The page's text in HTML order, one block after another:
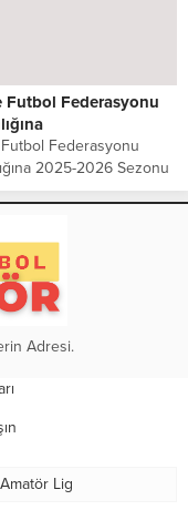
Futbol Federasyonu
Federasyonu
2025-2026 Sezonu
Amatör Lig Yükselme
açıklama yaptılar.
Adresi.
Lig